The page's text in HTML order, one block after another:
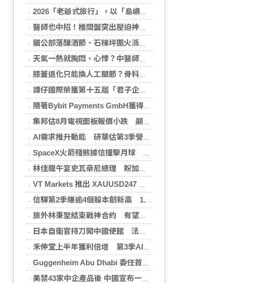
2026「老爺式旅行」，以「島嶼的弦外之音」為題 帶旅人開箱歌劇院後台、探訪地下舞廳年代及體驗民歌
醫師也中招！椎間盤突出壓迫神經 微創內視鏡手術助重返正常生活
貓公部落釀酒節、石梯坪圍火派對 分別在中秋與國慶連假登場
天氣一熱就胸悶、心悸？中醫師提醒：高溫讓心臟負擔大增，別輕忽身體警訊
膝蓋退化只能換人工關節？骨科醫師解析「退化性關節炎」治療評估
譚仔國際榮獲第十五屆「君子企業獎」 卓越ESG及營商表現備受肯定
隨著Bybit Payments GmbH獲得電子貨幣機構牌照，Bybit.eu進一步拓展其在歐洲的業務布局
集邦估8月電視面板報價小跌 顯示器及NB面板持平
AI需求推升動能 研華估第3季營收雙增、毛利率持穩
SpaceX火箭殘骸據信撞擊月球 無即時畫面暫難確認
林佳龍午宴史瓦帝尼總理 盼加強各領域雙邊合作
VT Markets 推出 XAUUSD247 重新定義黃金交易時間
信驊第2季賺逾4個股本創新高 1.87億元參與M31私募
旅外林秉聖結束戰神合約 有望加盟PLG洋基工程
日本自衛官持刀闖中國使館 法庭上稱促中國改變外交
禾伸堂上半年獲利倍增 第3季AI用MLCC需求看旺
Guggenheim Abu Dhabi 委任首任館長
美禁43家中企產品後 中國宣布一連串反制措施